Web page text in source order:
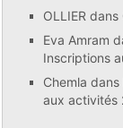
OLLIER dans
Eva Amram
Inscriptions
Chemla dans
aux activités